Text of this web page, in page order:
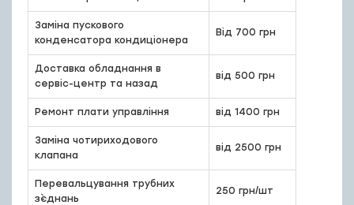
Заміна пускового
конденсатора кондиціонера
Від 700 грн
Доставка обладнання в
сервіс-центр та назад
від 500 грн
Ремонт плати управління від 1400 грн
Заміна чотириходового
клапана
від 2500 грн
Перевальцування трубних
з`єднань
250 грн/шт